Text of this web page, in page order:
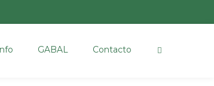
GABAL Contacto